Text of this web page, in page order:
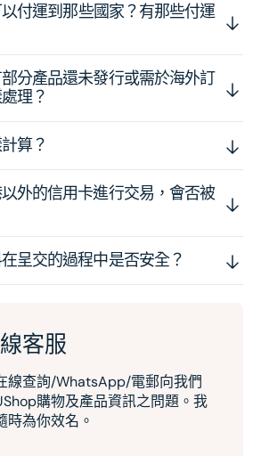
付運到那些國家？有那些付運
分產品還未發行或需於海外訂
理？
算？
外的信用卡進行交易，會否被
呈交的過程中是否安全？
客服
線查詢/WhatsApp/電郵向我們
購物及產品資訊之問題。我
時為你效名。